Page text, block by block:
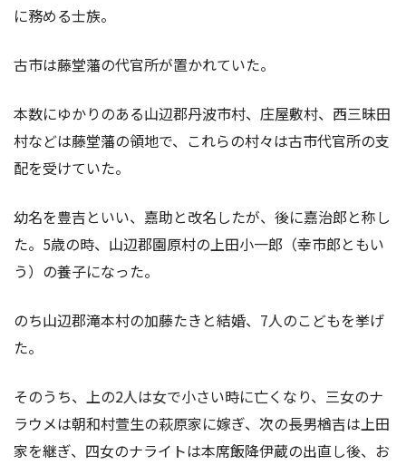
に務める士族。
古市は藤堂藩の代官所が置かれていた。
本数にゆかりのある山辺郡丹波市村、庄屋敷村、西三昧田
村などは藤堂藩の領地で、これらの村々は古市代官所の支
配を受けていた。
幼名を豊吉といい、嘉助と改名したが、後に嘉治郎と称し
た。5歳の時、山辺郡園原村の上田小一郎（幸市郎ともい
う）の養子になった。
のち山辺郡滝本村の加藤たきと結婚、7人のこどもを挙げ
た。
そのうち、上の2人は女で小さい時に亡くなり、三女のナ
ラウメは朝和村萱生の萩原家に嫁ぎ、次の長男楢吉は上田
家を継ぎ、四女のナライトは本席飯降伊蔵の出直し後、お